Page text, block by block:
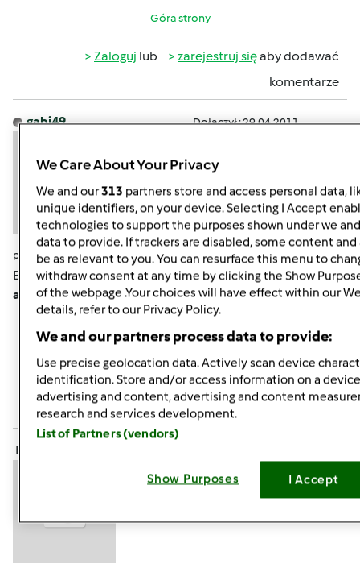
Góra strony
Zaloguj lub zarejestruj sięaby dodawać
komentarze
gabi49 Dołączył : 29.04.2011
pon., 07/15/2013 - 19:50
#7
Brak słów zachwytu!!!!!! TakMonisiu, piękne i proste. No,
ale trzeba na to "wpaść"
Góra strony
Zalogujlub zarejestruj sięaby dodawać
ElaK (niezweryfikowany)
We Care About Your Privacy
We and our313 partners store and access personal data,
unique identifiers, on your device. Selecting I Accept
technologies to support the purposes shown under we
data to provide. If trackers are disabled, some content and
be as relevant to you. You can resurface this menu to
withdraw consent at any time by clicking the Show
of the webpage .Your choices will have effect within our
details, refer to our Privacy Policy.
We and our partners process data to provide:
Use precise geolocation data. Actively scan device
identification. Store and/or access information on a
advertising and content, advertising and content
research and services development.
List of Partners (vendors)
Show Purposes I Accept